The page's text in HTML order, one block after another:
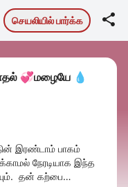
செயலியில் பார்க்க 
💞மழையே 💧
இரண்டாம் பாகம்
நேரடியாக இந்த
தன் கற்பை